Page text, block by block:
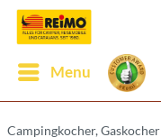
Menu
Campingkocher, Gaskocher